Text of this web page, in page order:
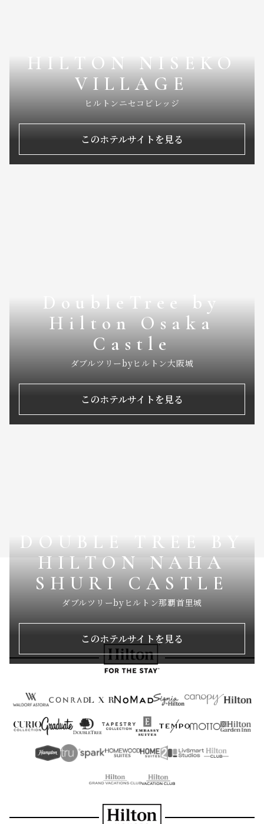
HILTON NISEKO
VILLAGE
ヒルトンニセコビレッジ
このホテルサイトを見る
DoubleTree by
Hilton Osaka
Castle
ダブルツリーbyヒルトン大阪城
このホテルサイトを見る
DOUBLE TREE BY
HILTON NAHA
SHURI CASTLE
ダブルツリーbyヒルトン那覇首里城
このホテルサイトを見る